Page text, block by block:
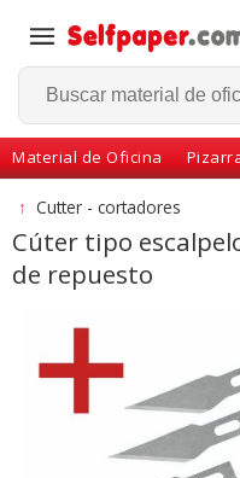
Material de Oficina
Volver
↑ Cutter - cortadores
Cúter tipo
de repuesto